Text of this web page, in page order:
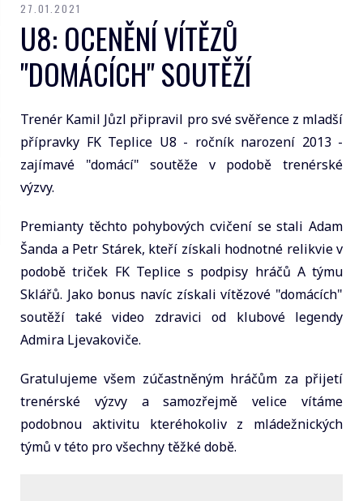
27.01.2021
U8: OCENĚNÍ VÍTĚZŮ
"DOMÁCÍCH" SOUTĚŽÍ
Trenér Kamil Jůzl připravil pro své svěřence z mladší
přípravky FK Teplice U8 - ročník narození 2013 -
zajímavé "domácí" soutěže v podobě trenérské
výzvy.
Premianty těchto pohybových cvičení se stali Adam
Šanda a Petr Stárek, kteří získali hodnotné relikvie v
podobě triček FK Teplice s podpisy hráčů A týmu
Sklářů. Jako bonus navíc získali vítězové "domácích"
soutěží také video zdravici od klubové legendy
Admira Ljevakoviče.
Gratulujeme všem zúčastněným hráčům za přijetí
trenérské výzvy a samozřejmě velice vítáme
podobnou aktivitu kteréhokoliv z mládežnických
týmů v této pro všechny těžké době.